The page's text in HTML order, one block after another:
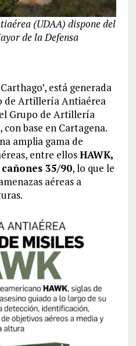
(UDAA) dispone del
de la Defensa
está generada
de Artillería Antiaérea
Grupo de Artillería
base en Cartagena.
amplia gama de
entre ellosHAWK,
35/90, lo que le
aéreas a